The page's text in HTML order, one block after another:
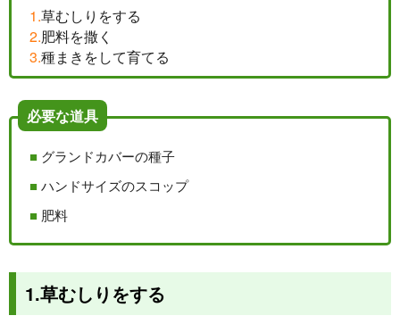
草むしりをする
肥料を撒く
種まきをして育てる
必要な道具
グランドカバーの種子
ハンドサイズのスコップ
肥料
1.草むしりをする